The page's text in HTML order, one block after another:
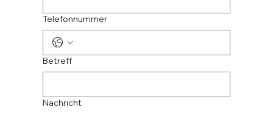
Telefonnummer
Betreff
Nachricht